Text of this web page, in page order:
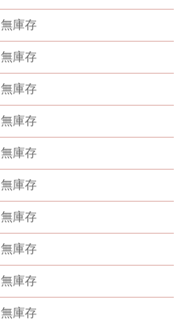
無庫存
無庫存
無庫存
無庫存
無庫存
無庫存
無庫存
無庫存
無庫存
無庫存